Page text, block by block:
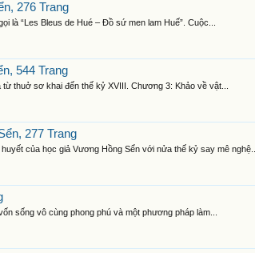
276 Trang
là “Les Bleus de Hué – Đồ sứ men lam Huế”. Cuộc...
544 Trang
thuở sơ khai đến thế kỷ XVIII. Chương 3: Khảo về vật...
277 Trang
của học giả Vương Hồng Sển với nửa thế kỷ say mê nghệ...
sống vô cùng phong phú và một phương pháp làm...